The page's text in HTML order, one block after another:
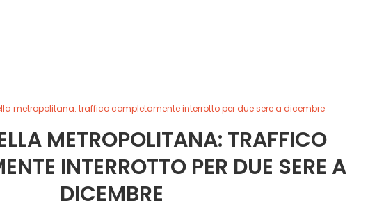
metropolitana: traffico completamente interrotto per due sere a dicembre
METROPOLITANA: TRAFFICO
INTERROTTO PER DUE SERE A
DICEMBRE